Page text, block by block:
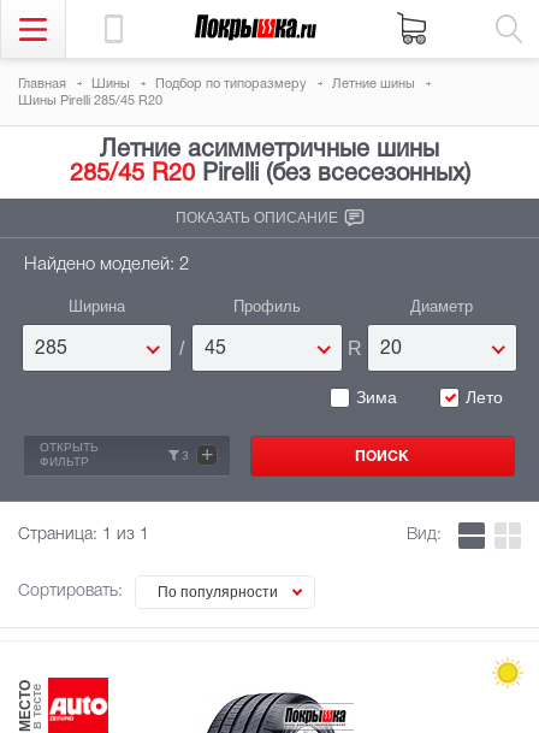
Главная Шины Подбор по типоразмеру
Летние шины
Шины Pirelli 285/45 R20
Летние асимметричные шины
285/45 R20Pirelli (без всесезонных)
ПОКАЗАТЬ ОПИСАНИЕ
Найдено моделей: 2
Ширина
285 /
Профиль
45 R
Диаметр
20
Зима Лето
ОТКРЫТЬ
ФИЛЬТР
3 +
Страница: 1 из 1
Сортировать: По популярности
Вид:
МЕСТОв тесте